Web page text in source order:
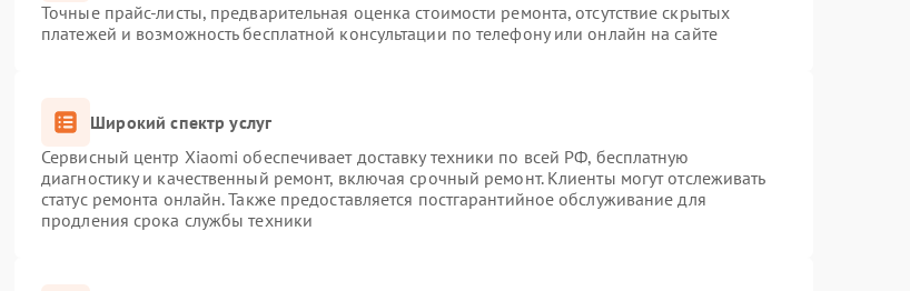
Точные прайс-листы, предварительная оценка стоимости ремонта, отсутствие скрытых
платежей и возможность бесплатной консультации по телефону или онлайн на сайте
Широкий спектр услуг
Сервисный центр Xiaomi обеспечивает доставку техники по всей РФ, бесплатную
диагностику и качественный ремонт, включая срочный ремонт. Клиенты могут отслеживать
статус ремонта онлайн. Также предоставляется постгарантийное обслуживание для
продления срока службы техники